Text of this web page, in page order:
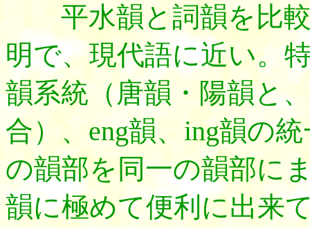
平水韻と詞韻を比較
明で、現代語に近い。
韻系統（唐韻・陽韻と
合）、eng韻、ing韻の
の韻部を同一の韻部に
韻に極めて便利に出来